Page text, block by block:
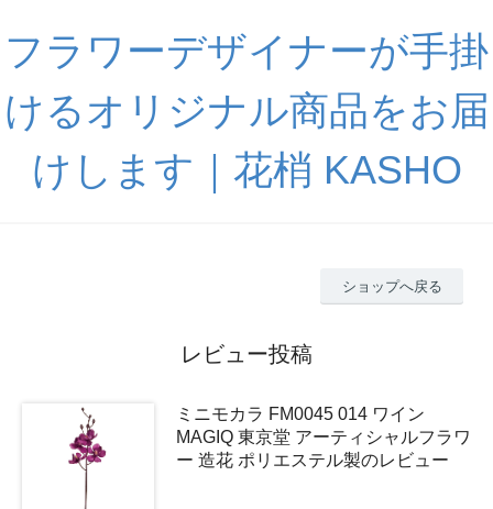
フラワーデザイナーが手掛
けるオリジナル商品をお届
けします｜花梢 KASHO
ショップへ戻る
レビュー投稿
ミニモカラ FM0045 014 ワイン
MAGIQ 東京堂 アーティシャルフラワ
ー 造花 ポリエステル製のレビュー